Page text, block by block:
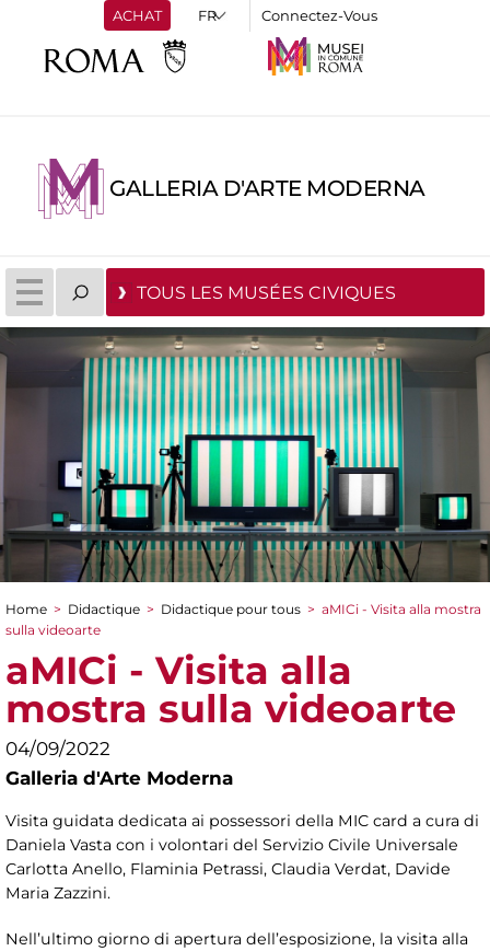
ACHAT Connectez-Vous
GALLERIA D'ARTE MODERNA
TOUS LES MUSÉES CIVIQUES
You are here
Home > Didactique > Didactique pour tous > aMICi - Visita alla mostra
sulla videoarte
aMICi - Visita alla
mostra sulla videoarte
04/09/2022
Galleria d'Arte Moderna
Visita guidata dedicata ai possessori della MIC card a cura di
Daniela Vasta con i volontari del Servizio Civile Universale
Carlotta Anello, Flaminia Petrassi, Claudia Verdat, Davide
Maria Zazzini.
Nell’ultimo giorno di apertura dell’esposizione, la visita alla